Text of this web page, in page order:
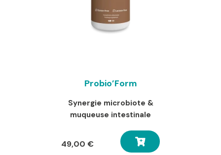
Probio’Form
Synergie microbiote &
muqueuse intestinale
49,00 €